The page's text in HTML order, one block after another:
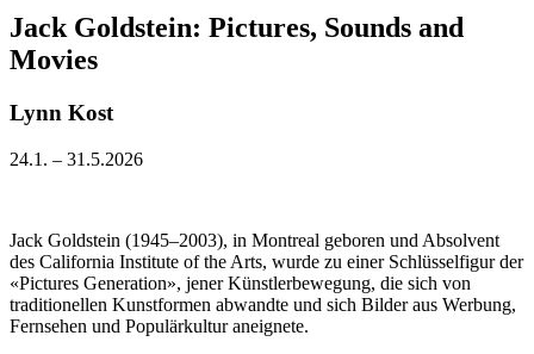
Jack Goldstein: Pictures, Sounds and
Movies
Lynn Kost
24.1. – 31.5.2026
Jack Goldstein (1945–2003), in Montreal geboren und Absolvent
des California Institute of the Arts, wurde zu einer Schlüsselfigur der
«Pictures Generation», jener Künstlerbewegung, die sich von
traditionellen Kunstformen abwandte und sich Bilder aus Werbung,
Fernsehen und Populärkultur aneignete.